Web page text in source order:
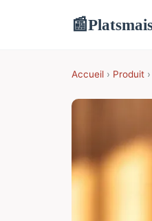
📰
Accueil › Produit ›